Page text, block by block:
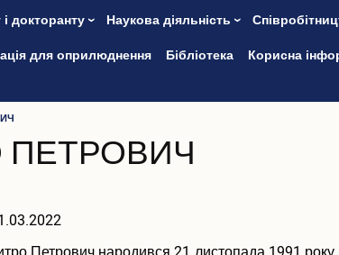
докторанту Наукова діяльність
для оприлюднення
Бібліотека Корисна